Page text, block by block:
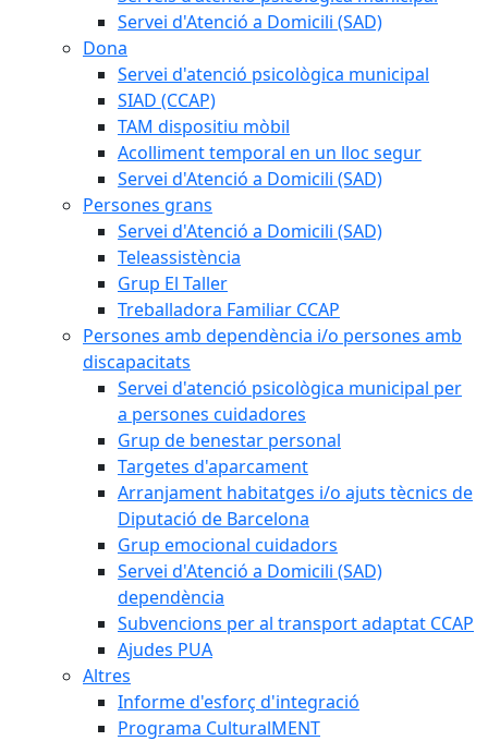
Servei d'Atenció a Domicili (SAD)
Dona
Servei d'atenció psicològica municipal
SIAD (CCAP)
TAM dispositiu mòbil
Acolliment temporal en un lloc segur
Servei d'Atenció a Domicili (SAD)
Persones grans
Servei d'Atenció a Domicili (SAD)
Teleassistència
Grup El Taller
Treballadora Familiar CCAP
Persones amb dependència i/o persones amb
discapacitats
Servei d'atenció psicològica municipal per
a persones cuidadores
Grup de benestar personal
Targetes d'aparcament
Arranjament habitatges i/o ajuts tècnics de
Diputació de Barcelona
Grup emocional cuidadors
Servei d'Atenció a Domicili (SAD)
dependència
Subvencions per al transport adaptat CCAP
Ajudes PUA
Altres
Informe d'esforç d'integració
Programa CulturalMENT